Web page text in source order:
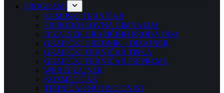
PROGRAMI
KEMIJSKI TEHNIČAR
PRIRODOSLOVNA GIMNAZIJA
DIZAJNER GRAFIČKIH PROIZVODA
GRAFIČKI UREDNIK – DIZAJNER
GRAFIČKI TEHNIČAR TISKA
GRAFIČKI TEHNIČAR PRIPREME
WEB DIZAJNER
KOZMETIČAR
TEHNIČAR NUTRICIONIST